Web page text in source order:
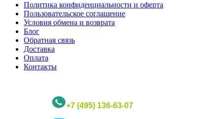
Политика конфиденциальности и оферта
Пользовательское соглашение
Условия обмена и возврата
Блог
Обратная связь
Доставка
Оплата
Контакты
+7 (495) 136-63-07